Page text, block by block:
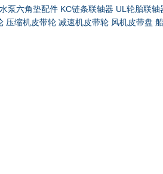
泵六角垫配件 KC链条联轴器 UL轮胎联轴
压缩机皮带轮 减速机皮带轮 风机皮带盘